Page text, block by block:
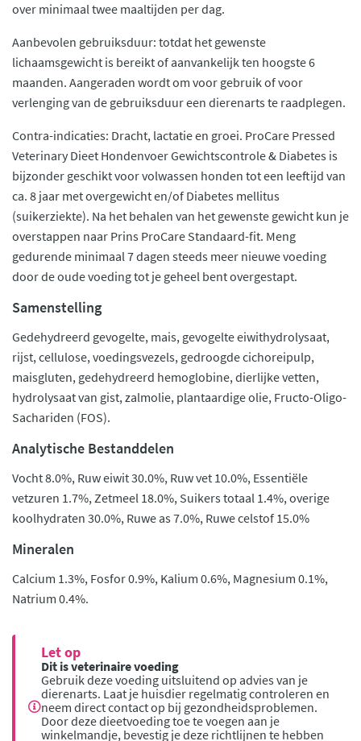
over minimaal twee maaltijden per dag.
Aanbevolen gebruiksduur: totdat het gewenste
lichaamsgewicht is bereikt of aanvankelijk ten hoogste 6
maanden. Aangeraden wordt om voor gebruik of voor
verlenging van de gebruiksduur een dierenarts te raadplegen.
Contra-indicaties: Dracht, lactatie en groei. ProCare Pressed
Veterinary Dieet Hondenvoer Gewichtscontrole & Diabetes is
bijzonder geschikt voor volwassen honden tot een leeftijd van
ca. 8 jaar met overgewicht en/of Diabetes mellitus
(suikerziekte). Na het behalen van het gewenste gewicht kun je
overstappen naar Prins ProCare Standaard-fit. Meng
gedurende minimaal 7 dagen steeds meer nieuwe voeding
door de oude voeding tot je geheel bent overgestapt.
Samenstelling
Gedehydreerd gevogelte, mais, gevogelte eiwithydrolysaat,
rijst, cellulose, voedingsvezels, gedroogde cichoreipulp,
maisgluten, gedehydreerd hemoglobine, dierlijke vetten,
hydrolysaat van gist, zalmolie, plantaardige olie, Fructo-Oligo-
Sachariden (FOS).
Analytische Bestanddelen
Vocht 8.0%, Ruw eiwit 30.0%, Ruw vet 10.0%, Essentiële
vetzuren 1.7%, Zetmeel 18.0%, Suikers totaal 1.4%, overige
koolhydraten 30.0%, Ruwe as 7.0%, Ruwe celstof 15.0%
Mineralen
Calcium 1.3%, Fosfor 0.9%, Kalium 0.6%, Magnesium 0.1%,
Natrium 0.4%.
Let op
Dit is veterinaire voeding
Gebruik deze voeding uitsluitend op advies van je
dierenarts. Laat je huisdier regelmatig controleren en
neem direct contact op bij gezondheidsproblemen.
Door deze dieetvoeding toe te voegen aan je
winkelmandje, bevestig je deze richtlijnen te hebben